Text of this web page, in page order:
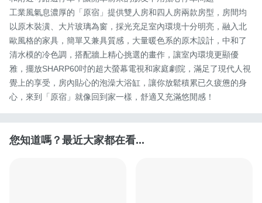
工業風氣息濃厚的「原宿」提供雙人房和四人房兩款房型，房間均
以原木裝潢、大片玻璃為窗，採光充足室內環境十分明亮，融入北
歐風格的家具，簡單又兼具質感，大量暖色系的原木設計，中和了
清水模的冷色調，搭配牆上精心挑選的畫作，讓室內環境更顯優
雅，擺放SHARP60吋的超大螢幕電視和家庭劇院，滿足了現代人視
覺上的享受，房內貼心的泡澡大浴缸，讓你放鬆積累已久疲憊的身
心，來到「原宿」就像回到家一樣，舒適又充滿悠閒感！
您知道嗎？最近大家都在看...